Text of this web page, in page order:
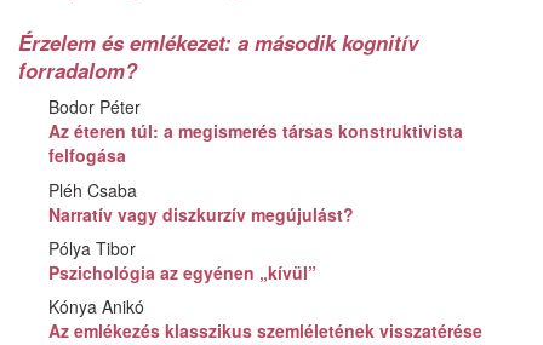
Érzelem és emlékezet: a második kognitív
forradalom?
Bodor Péter
Az éteren túl: a megismerés társas konstruktivista
felfogása
Pléh Csaba
Narratív vagy diszkurzív megújulást?
Pólya Tibor
Pszichológia az egyénen „kívül”
Kónya Anikó
Az emlékezés klasszikus szemléletének visszatérése